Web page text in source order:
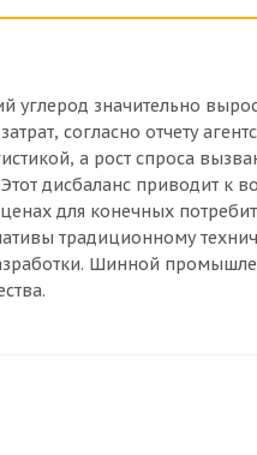
углерод значительно
согласно отчету
а рост спроса
дисбаланс приводит к
ценах для конечных
традиционному
Шинной